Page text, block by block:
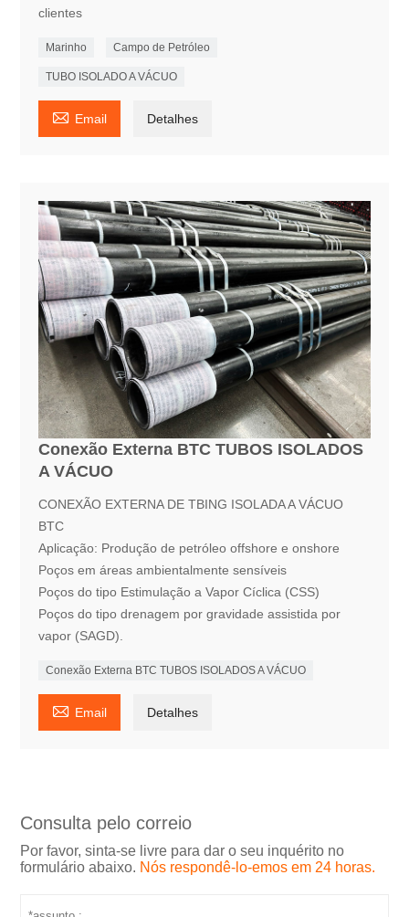
clientes
Marinho Campo de Petróleo
TUBO ISOLADO A VÁCUO
 Email Detalhes
Conexão Externa BTC TUBOS ISOLADOS
A VÁCUO
CONEXÃO EXTERNA DE TBING ISOLADA A VÁCUO
BTC
Aplicação: Produção de petróleo offshore e onshore
Poços em áreas ambientalmente sensíveis
Poços do tipo Estimulação a Vapor Cíclica (CSS)
Poços do tipo drenagem por gravidade assistida por
vapor (SAGD).
Conexão Externa BTC TUBOS ISOLADOS A VÁCUO
 Email Detalhes
Consulta pelo correio
Por favor, sinta-se livre para dar o seu inquérito no
formulário abaixo. Nós respondê-lo-emos em 24 horas.